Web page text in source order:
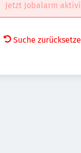
Jetzt Jobalarm
Suche